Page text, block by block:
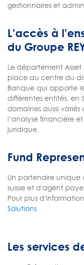
gestionnaires et
L’accès à
du Groupe
Le département Asset
place au centre du
Banque qui apporte
différentes entités, en
domaines aussi
l’analyse financière
juridique.
Fund
Un partenaire unique
suisse et d'agent
Pour plus
Solutions
Les services